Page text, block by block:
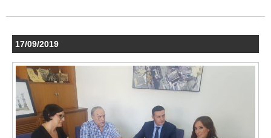
17/09/2019